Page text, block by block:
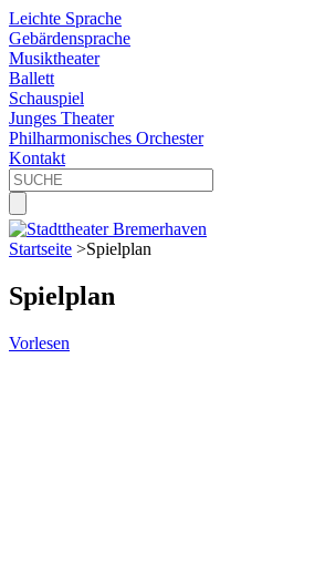
Leichte Sprache
Gebärdensprache
Musiktheater
Ballett
Schauspiel
Junges Theater
Philharmonisches Orchester
Kontakt
Startseite >Spielplan
Spielplan
Vorlesen